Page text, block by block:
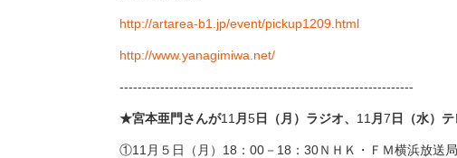
http://artarea-b1.jp/event/pickup1209.html
http://www.yanagimiwa.net/
-----------------------------------------------------------------
★宮本亜門さんが11 月 5日（月）ラジオ、 11 月 7 日（水）
①11 月５日（月） 18 ： 00 － 18 ： 30ＮＨＫ・ＦＭ横浜放送